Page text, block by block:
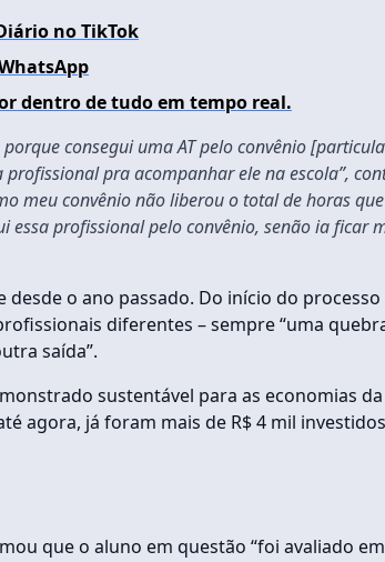
no TikTok
dentro de tudo em tempo real.
consegui uma AT pelo convênio
pra acompanhar ele na escola”,
meu convênio não liberou o total de horas
essa profissional pelo convênio, senão ia ficar
o ano passado. Do início do
diferentes – sempre “uma
saída”.
sustentável para as economias
agora, já foram mais de R$ 4 mil
que o aluno em questão “foi avaliado